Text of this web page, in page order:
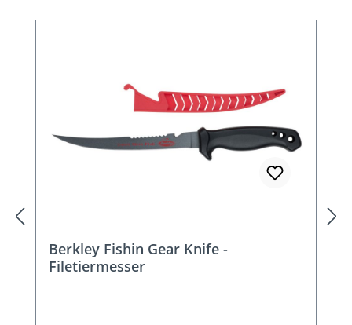
Berkley Fishin Gear Knife -
Filetiermesser